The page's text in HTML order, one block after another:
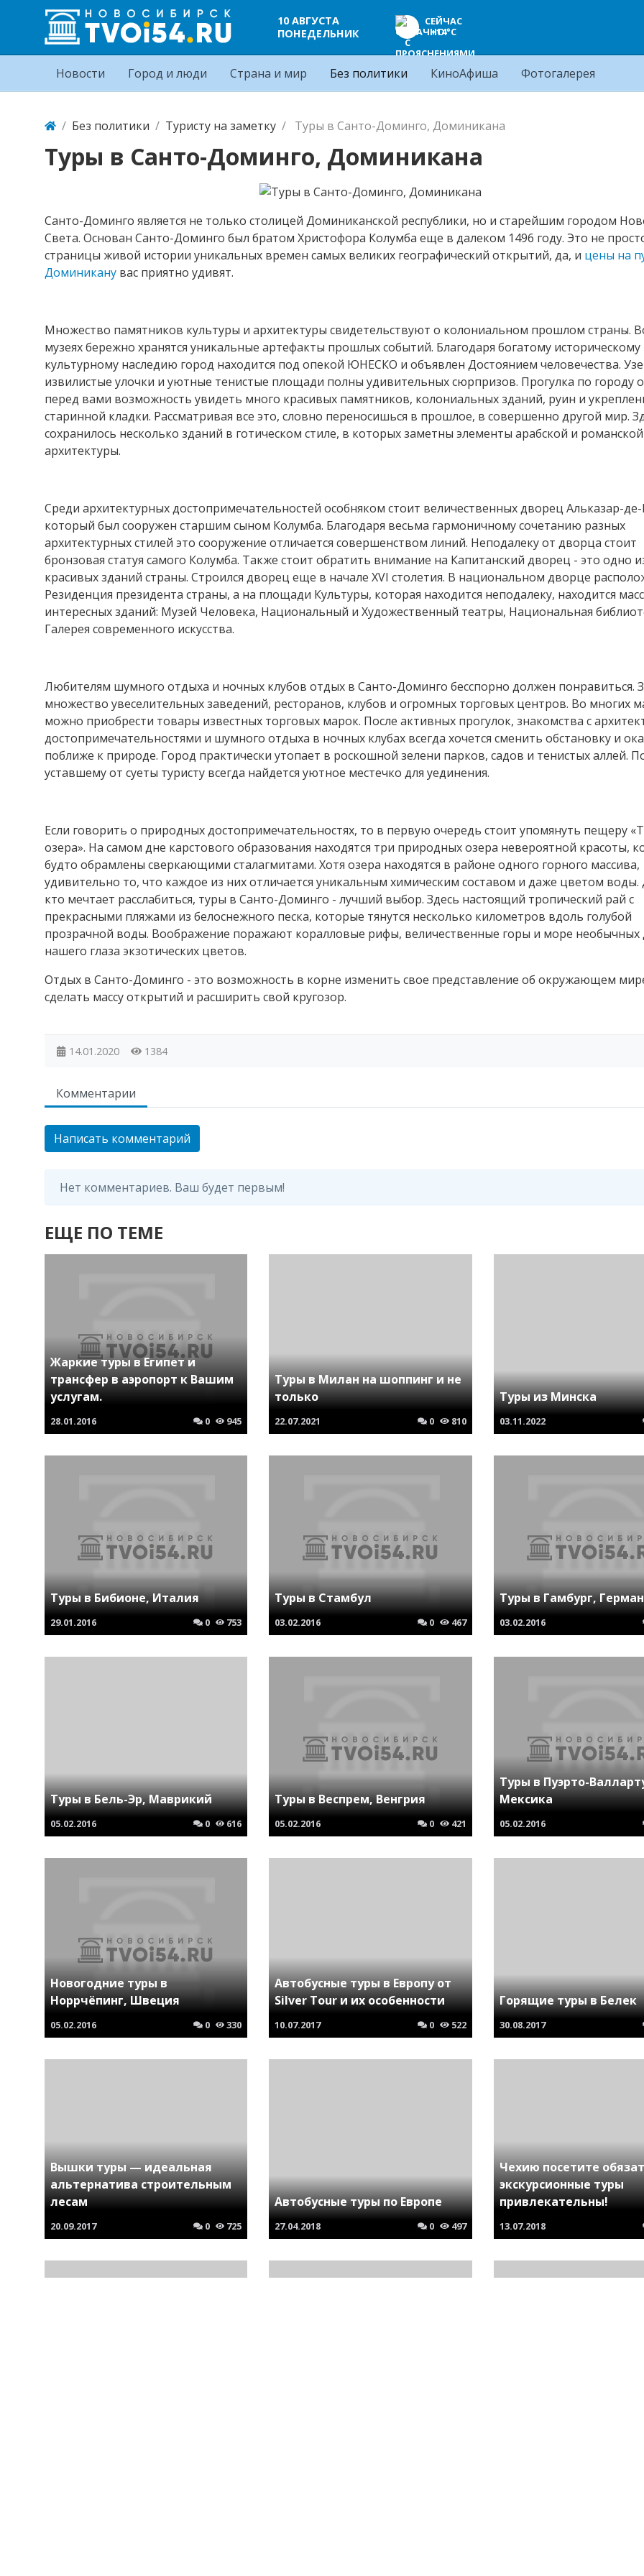
10 АВГУСТА
ПОНЕДЕЛЬНИК
СЕЙЧАС
+14°C
Новости Город и люди Страна и мир Без политики КиноАфиша Фотогалерея
Без политики Туристу на заметку Туры в Санто-Доминго, Доминикана
Туры в Санто-Доминго, Доминикана
Санто-Доминго является не только столицей Доминиканской республики, но и старейшим городом
Света. Основан Санто-Доминго был братом Христофора Колумба еще в далеком 1496 году. Это не
страницы живой истории уникальных времен самых великих географический открытий, да, и цены на
Доминикану вас приятно удивят.
Множество памятников культуры и архитектуры свидетельствуют о колониальном прошлом страны.
музеях бережно хранятся уникальные артефакты прошлых событий. Благодаря богатому историческому
культурному наследию город находится под опекой ЮНЕСКО и объявлен Достоянием человечества.
извилистые улочки и уютные тенистые площади полны удивительных сюрпризов. Прогулка по городу
перед вами возможность увидеть много красивых памятников, колониальных зданий, руин и
старинной кладки. Рассматривая все это, словно переносишься в прошлое, в совершенно другой мир.
сохранилось несколько зданий в готическом стиле, в которых заметны элементы арабской и романской
архитектуры.
Среди архитектурных достопримечательностей особняком стоит величественных дворец Альказар-
который был сооружен старшим сыном Колумба. Благодаря весьма гармоничному сочетанию разных
архитектурных стилей это сооружение отличается совершенством линий. Неподалеку от дворца стоит
бронзовая статуя самого Колумба. Также стоит обратить внимание на Капитанский дворец - это одно
красивых зданий страны. Строился дворец еще в начале XVI столетия. В национальном дворце
Резиденция президента страны, а на площади Культуры, которая находится неподалеку, находится
интересных зданий: Музей Человека, Национальный и Художественный театры, Национальная
Галерея современного искусства.
Любителям шумного отдыха и ночных клубов отдых в Санто-Доминго бесспорно должен понравиться.
множество увеселительных заведений, ресторанов, клубов и огромных торговых центров. Во многих
можно приобрести товары известных торговых марок. После активных прогулок, знакомства с
достопримечательностями и шумного отдыха в ночных клубах всегда хочется сменить обстановку и
поближе к природе. Город практически утопает в роскошной зелени парков, садов и тенистых аллей.
уставшему от суеты туристу всегда найдется уютное местечко для уединения.
Если говорить о природных достопримечательностях, то в первую очередь стоит упомянуть пещеру
озера». На самом дне карстового образования находятся три природных озера невероятной красоты,
будто обрамлены сверкающими сталагмитами. Хотя озера находятся в районе одного горного массива,
удивительно то, что каждое из них отличается уникальным химическим составом и даже цветом воды.
кто мечтает расслабиться, туры в Санто-Доминго - лучший выбор. Здесь настоящий тропический рай с
прекрасными пляжами из белоснежного песка, которые тянутся несколько километров вдоль голубой
прозрачной воды. Воображение поражают коралловые рифы, величественные горы и море необычных
нашего глаза экзотических цветов.
Отдых в Санто-Доминго - это возможность в корне изменить свое представление об окружающем
сделать массу открытий и расширить свой кругозор.
14.01.2020 1384
Комментарии
Написать комментарий
Нет комментариев. Ваш будет первым!
ЕЩЕ ПО ТЕМЕ
Жаркие туры в Египет и
трансфер в аэропорт к Вашим
услугам.
28.01.2016 0 945
Туры в Милан на шоппинг и не
только
22.07.2021 0 810
Туры из Минска
03.11.2022
Туры в Бибионе, Италия
29.01.2016 0 753
Туры в Стамбул
03.02.2016 0 467
Туры в Гамбург,
03.02.2016
Туры в Бель-Эр, Маврикий
05.02.2016 0 616
Туры в Веспрем, Венгрия
05.02.2016 0 421
Туры в Пуэрто-
Мексика
05.02.2016
Новогодние туры в
Норрчёпинг, Швеция
05.02.2016 0 330
Автобусные туры в Европу от
Silver Tour и их особенности
10.07.2017 0 522
Горящие туры в Белек
30.08.2017
Вышки туры — идеальная
альтернатива строительным
лесам
20.09.2017 0 725
Автобусные туры по Европе
27.04.2018 0 497
Чехию посетите
экскурсионные туры
привлекательны!
13.07.2018